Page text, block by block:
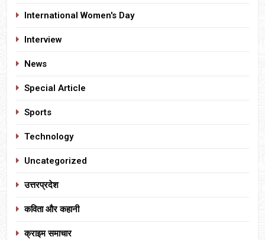
International Women's Day
Interview
News
Special Article
Sports
Technology
Uncategorized
उत्तरप्रदेश
कविता और कहानी
क्राइम समाचार